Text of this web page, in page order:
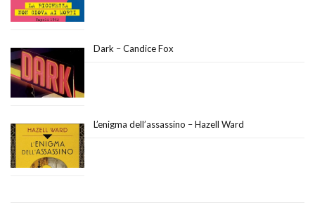
Dark – Candice Fox
L’enigma dell’assassino – Hazell Ward